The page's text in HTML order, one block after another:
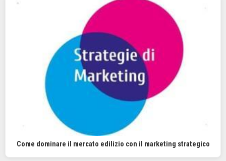
Come dominare il mercato edilizio con il marketing strategico